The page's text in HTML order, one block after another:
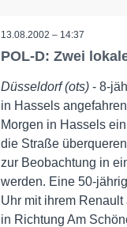
13.08.2002 – 14:37
POL-D: Zwei
Düsseldorf (ots)- 8-
in Hassels
Morgen in Hassels
die Straße
zur Beobachtung in
werden. Eine 50-
Uhr mit ihrem
in Richtung Am